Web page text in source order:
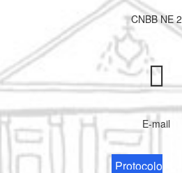
CNBB NE 2
E-mail
Protocolo